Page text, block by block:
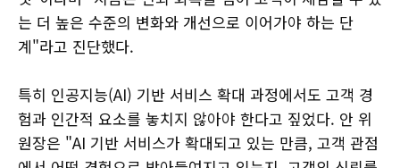
는 더 높은 수준의 변화와 개선으로 이어가야 하는 단
계"라고 진단했다.
특히 인공지능(AI) 기반 서비스 확대 과정에서도 고객 경
험과 인간적 요소를 놓치지 않아야 한다고 짚었다. 안 위
원장은 "AI 기반 서비스가 확대되고 있는 만큼, 고객 관점